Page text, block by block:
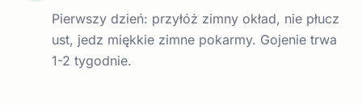
Pierwszy dzień: przyłóż zimny okład, nie płucz
ust, jedz miękkie zimne pokarmy. Gojenie trwa
1-2 tygodnie.